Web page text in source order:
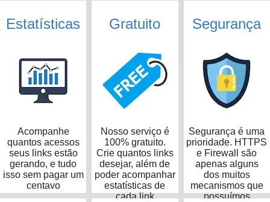
Estatísticas
Acompanhe
quantos acessos
seus links estão
gerando, e tudo
isso sem pagar um
centavo
Gratuito
Nosso serviço é
100% gratuito.
Crie quantos links
desejar, além de
poder acompanhar
estatísticas de
cada link
Segurança
Segurança é uma
prioridade. HTTPS
e Firewall são
apenas alguns
dos muitos
mecanismos que
possuímos